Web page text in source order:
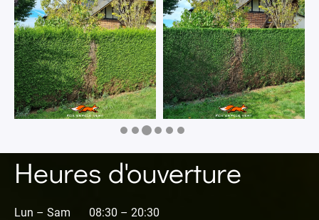
Heures d'ouverture
Lun – Sam
08:30 – 20:30